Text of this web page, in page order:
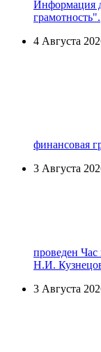
Информация
грамотность".
4 Августа
финансовая
3 Августа
проведен
Н.И.
3 Августа